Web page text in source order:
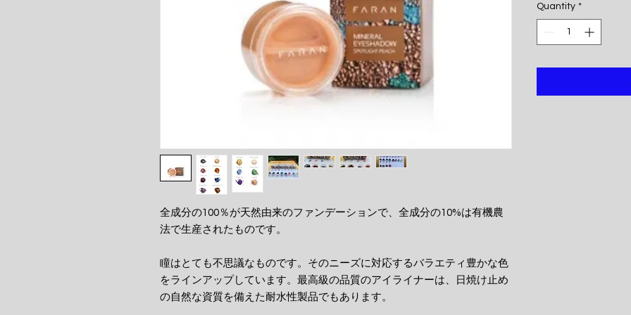
全成分の100％が天然由来のファンデーションで、全成分の10%は有機農
法で生産されたものです。
瞳はとても不思議なものです。そのニーズに対応するバラエティ豊かな色
をラインアップしています。最高級の品質のアイライナーは、日焼け止め
の自然な資質を備えた耐水性製品でもあります。
Quantity *